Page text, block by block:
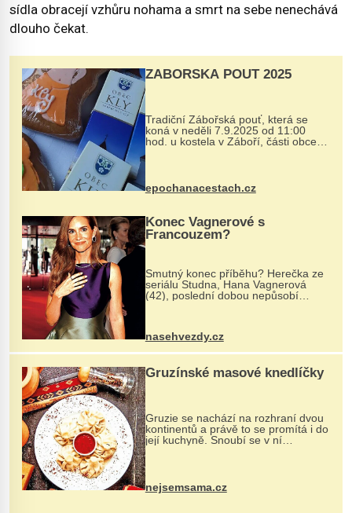
sídla obracejí vzhůru nohama a smrt na sebe nenechává
dlouho čekat.
ZÁBOŘSKÁ POUŤ 2025
Tradiční Zábořská pouť, která se
koná v neděli 7.9.2025 od 11:00
hod. u kostela v Záboří, části obce
Kly u Mělníka. V programu naleznete
komentovanou prohlídku kostela,
epochanacestach.cz
Konec Vagnerové s
Francouzem?
Smutný konec příběhu? Herečka ze
seriálu Studna, Hana Vagnerová
(42), poslední dobou nepůsobí
nasehvezdy.cz
Gruzínské masové knedlíčky
Gruzie se nachází na rozhraní dvou
kontinentů a právě to se promítá i do
její kuchyně. Snoubí se v ní
evropské a asijské chutě a díky tomu
vznikají rozmanité a chuťově bohaté
pokrmy, které rozhodně st...
nejsemsama.cz